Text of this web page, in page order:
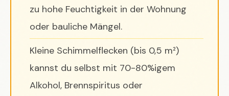
zu hohe Feuchtigkeit in der Wohnung
oder bauliche Mängel.
Kleine Schimmelflecken (bis 0,5 m²)
kannst du selbst mit 70-80%igem
Alkohol, Brennspiritus oder